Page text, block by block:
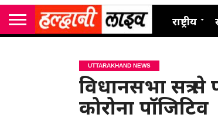
राष्ट्रीय
UTTARAKHAND NEWS
विधानसभा सत्र
कोरोना पॉजिटिव